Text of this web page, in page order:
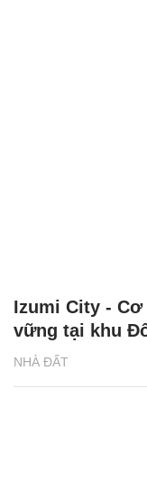
NHÀ ĐẤT
Izumi City -
vững tại khu